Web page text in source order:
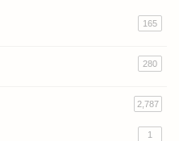
165
280
2,787
1